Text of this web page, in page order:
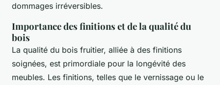
dommages irréversibles.
Importance des finitions et de la qualité du
bois
La qualité du bois fruitier, alliée à des finitions
soignées, est primordiale pour la longévité des
meubles. Les finitions, telles que le vernissage ou le